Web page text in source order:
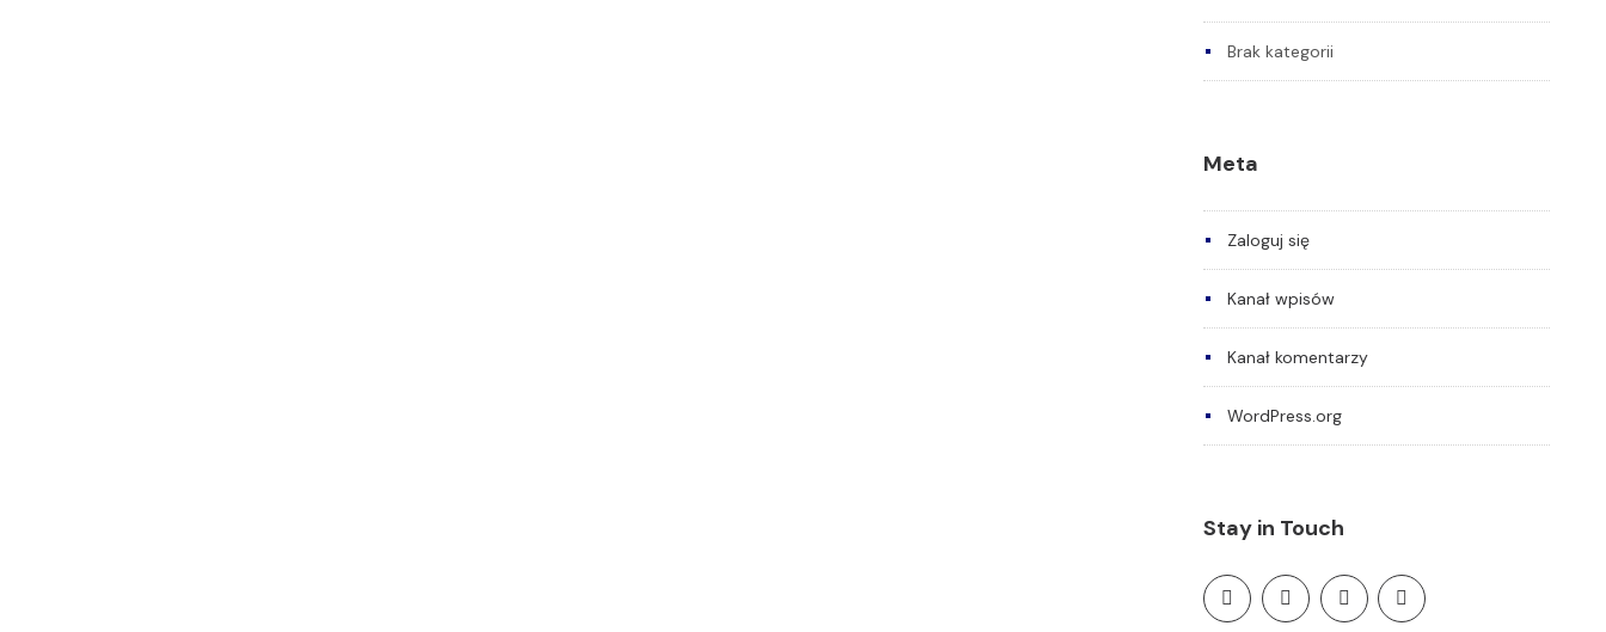
Brak kategorii
Meta
Zaloguj się
Kanał wpisów
Kanał komentarzy
WordPress.org
Stay in Touch